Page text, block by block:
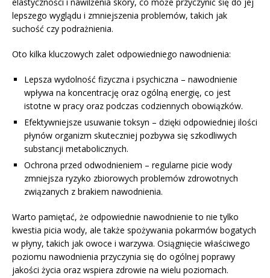
lepszego wyglądu i zmniejszenia problemów, takich jak
suchość czy podrażnienia.
Oto kilka kluczowych zalet odpowiedniego nawodnienia:
Lepsza wydolność fizyczna i psychiczna – nawodnienie
wpływa na koncentrację oraz ogólną energię, co jest
istotne w pracy oraz podczas codziennych obowiązków.
Efektywniejsze usuwanie toksyn – dzięki odpowiedniej ilości
płynów organizm skuteczniej pozbywa się szkodliwych
substancji metabolicznych.
Ochrona przed odwodnieniem – regularne picie wody
zmniejsza ryzyko zbiorowych problemów zdrowotnych
związanych z brakiem nawodnienia.
Warto pamiętać, że odpowiednie nawodnienie to nie tylko
kwestia picia wody, ale także spożywania pokarmów bogatych
w płyny, takich jak owoce i warzywa. Osiągnięcie właściwego
poziomu nawodnienia przyczynia się do ogólnej poprawy
jakości życia oraz wspiera zdrowie na wielu poziomach.